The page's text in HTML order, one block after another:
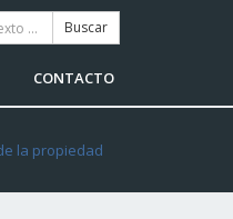
CONTACTO
la propiedad